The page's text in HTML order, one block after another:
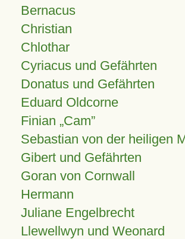
Bernacus
Christian
Chlothar
Cyriacus und Gefährten
Donatus und Gefährten
Eduard Oldcorne
Finian Cam
Sebastian von der heiligen
Gibert und Gefährten
Goran von Cornwall
Hermann
Juliane Engelbrecht
Llewellwyn und Weonard